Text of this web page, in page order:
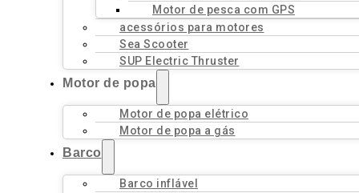
Motor de pesca com GPS
acessórios para motores
Sea Scooter
SUP Electric Thruster
Motor de popa
Motor de popa elétrico
Motor de popa a gás
Barco
Barco inflável